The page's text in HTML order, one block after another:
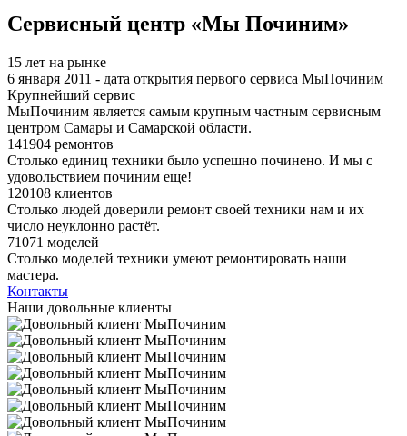
Сервисный центр «Мы Починим»
15 лет на рынке
6 января 2011 - дата открытия первого сервиса МыПочиним
Крупнейший сервис
МыПочиним является самым крупным частным сервисным
центром Самары и Самарской области.
141904 ремонтов
Столько единиц техники было успешно починено. И мы с
удовольствием починим еще!
120108 клиентов
Столько людей доверили ремонт своей техники нам и их
число неуклонно растёт.
71071 моделей
Столько моделей техники умеют ремонтировать наши
мастера.
Контакты
Наши довольные клиенты